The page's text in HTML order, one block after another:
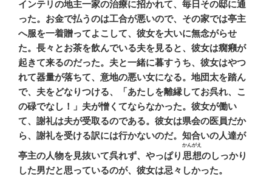
インテリの地主一家の治療に招かれて、毎日その邸に通
った。お金で払うのは工合が悪いので、その家では亭主
へ服を一着贈ってよこして、彼女を大いに無念がらせ
た。長々とお茶を飲んでいる夫を見ると、彼女は癇癪が
起きて来るのだった。夫と一緒に暮すうち、彼女はやつ
れて器量が落ちて、意地の悪い女になる。地団太を踏ん
で、夫をどなりつける、「あたしを離縁してお呉れ、こ
の碌でなし！」夫が憎くてならなかった。彼女が働い
て、謝礼は夫が受取るのである。彼女は県会の医員だか
ら、謝礼を受ける訳には行かないのだ。知合いの人達が
亭主の人物を見抜いて呉れず、やっぱり思想
かんがえ
のしっかり
した男だと思っているのが、彼女は忌々しかった。